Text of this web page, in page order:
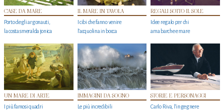
CASE DA MARE
Porto degli argonauti,
la costa smeralda jonica
IL MARE IN TAVOLA
I cibi che fanno venire
l’acquolina in bocca
REGALI SOTTO IL SOLE
Idee regalo per chi
ama barche e mare
UN MARE DI ARTE
I più famosi quadri
IMMAGINI DA SOGNO
Le più incredibili
STORIE E PERSONAGGI
Carlo Riva, l’ingegnere